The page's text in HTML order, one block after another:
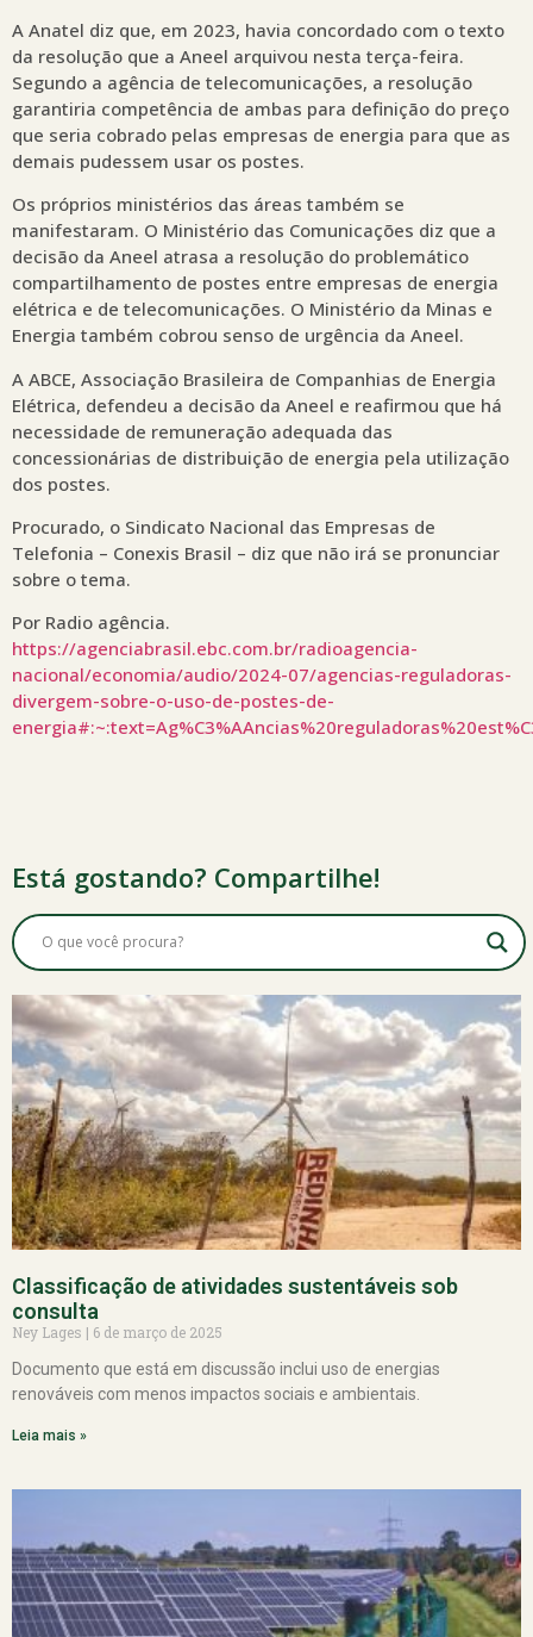
A Anatel diz que, em 2023, havia concordado com o texto
da resolução que a Aneel arquivou nesta terça-feira.
Segundo a agência de telecomunicações, a resolução
garantiria competência de ambas para definição do preço
que seria cobrado pelas empresas de energia para que as
demais pudessem usar os postes.
Os próprios ministérios das áreas também se
manifestaram. O Ministério das Comunicações diz que a
decisão da Aneel atrasa a resolução do problemático
compartilhamento de postes entre empresas de energia
elétrica e de telecomunicações. O Ministério da Minas e
Energia também cobrou senso de urgência da Aneel.
A ABCE, Associação Brasileira de Companhias de Energia
Elétrica, defendeu a decisão da Aneel e reafirmou que há
necessidade de remuneração adequada das
concessionárias de distribuição de energia pela utilização
dos postes.
Procurado, o Sindicato Nacional das Empresas de
Telefonia – Conexis Brasil – diz que não irá se pronunciar
sobre o tema.
Por Radio agência.
https://agenciabrasil.ebc.com.br/radioagencia-
nacional/economia/audio/2024-07/agencias-reguladoras-
divergem-sobre-o-uso-de-postes-de-
Está gostando? Compartilhe!
Classificação de atividades sustentáveis sob
consulta
Ney Lages
6 de março de 2025
Documento que está em discussão inclui uso de energias
renováveis com menos impactos sociais e ambientais.
Leia mais »